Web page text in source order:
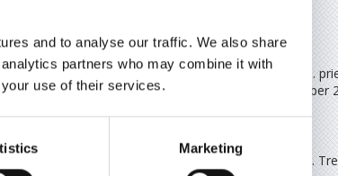
and to analyse our traffic. We also share
partners who may combine it with
use of their services.
Marketing
pirma atliekamas priešsertifikavimo auditas (3 mėn.
kuriuos reikia pašalinti. Po sėkmingo audito per
atliekamas pirmasis priežiūros auditas.